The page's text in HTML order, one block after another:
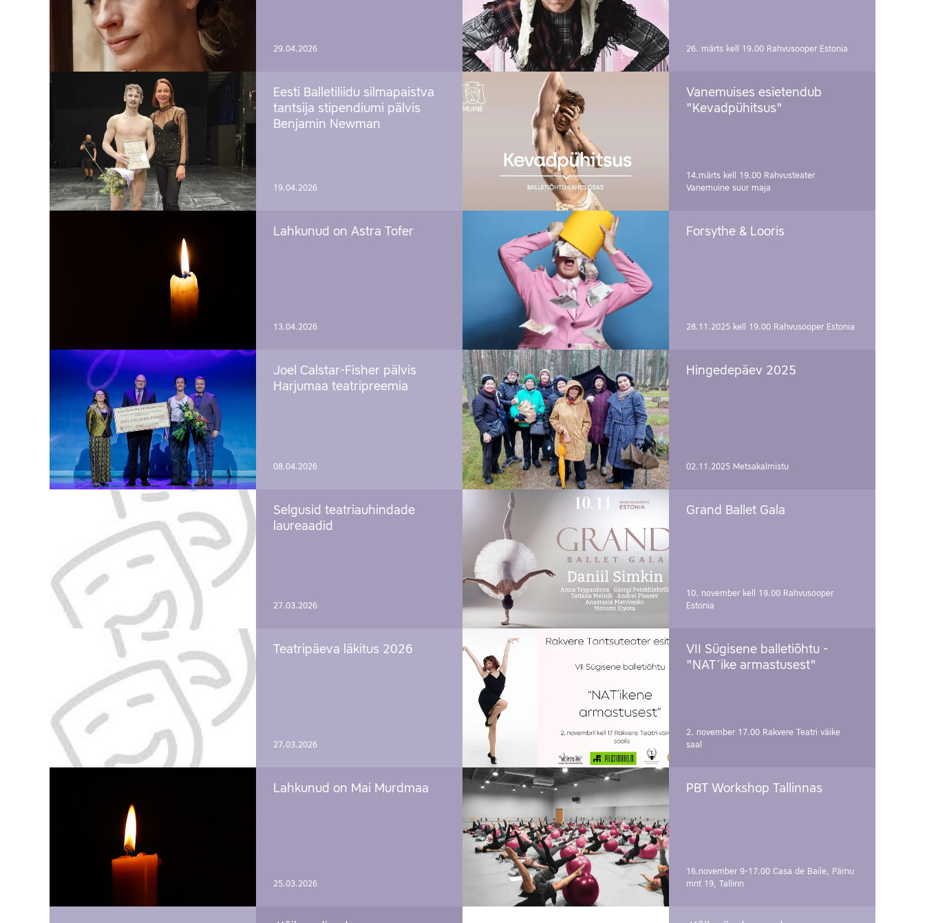
29.04.2026
Eesti Balletiliidu silmapaistva
tantsija stipendiumi pälvis
Benjamin Newman
19.04.2026
Lahkunud on Astra Tofer
13.04.2026
Joel Calstar-Fisher pälvis
Harjumaa teatripreemia
08.04.2026
Selgusid teatriauhindade
laureaadid
27.03.2026
Teatripäeva läkitus 2026
27.03.2026
Lahkunud on Mai Murdmaa
25.03.2026
26. märts kell 19.00 Rahvusooper Estonia
Vanemuises esietendub
"Kevadpühitsus"
14.märts kell 19.00 Rahvusteater
Vanemuine suur maja
Forsythe & Looris
28.11.2025 kell 19.00 Rahvusooper Estonia
Hingedepäev 2025
02.11.2025 Metsakalmistu
Grand Ballet Gala
10. november kell 19.00 Rahvusooper
Estonia
VII Sügisene balletiõhtu -
"NAT´ike armastusest"
2. november 17.00 Rakvere Teatri väike
saal
PBT Workshop Tallinnas
16.november 9-17.00 Casa de Baile, Pärnu
mnt 19, Tallinn